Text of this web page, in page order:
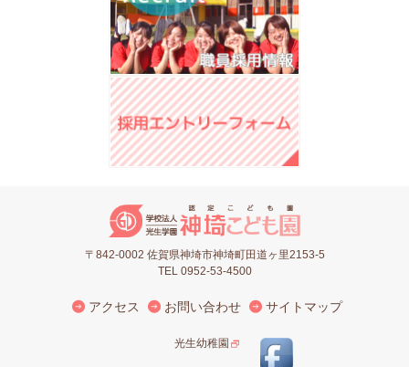
〒842-0002 佐賀県神埼市神埼町田道ヶ里2153-5
TEL 0952-53-4500
アクセス お問い合わせ サイトマップ
光生幼稚園